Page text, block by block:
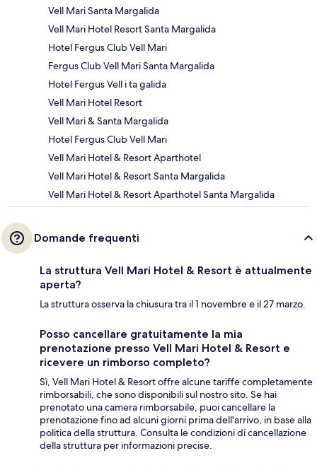
Vell Mari Santa Margalida
Vell Mari Hotel Resort Santa Margalida
Hotel Fergus Club Vell Mari
Fergus Club Vell Mari Santa Margalida
Hotel Fergus Vell i ta galida
Vell Mari Hotel Resort
Vell Mari & Santa Margalida
Hotel Fergus Club Vell Mari
Vell Mari Hotel & Resort Aparthotel
Vell Mari Hotel & Resort Santa Margalida
Vell Mari Hotel & Resort Aparthotel Santa Margalida
Domande frequenti
La struttura Vell Mari Hotel & Resort è attualmente
aperta?
La struttura osserva la chiusura tra il 1 novembre e il 27 marzo.
Posso cancellare gratuitamente la mia
prenotazione presso Vell Mari Hotel & Resort e
ricevere un rimborso completo?
Sì, Vell Mari Hotel & Resort offre alcune tariffe completamente
rimborsabili, che sono disponibili sul nostro sito. Se hai
prenotato una camera rimborsabile, puoi cancellare la
prenotazione fino ad alcuni giorni prima dell'arrivo, in base alla
politica della struttura. Consulta le condizioni di cancellazione
della struttura per informazioni precise.